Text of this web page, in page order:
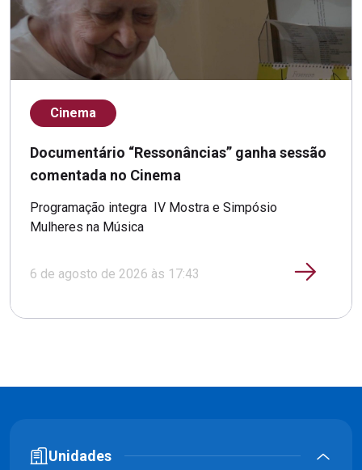
Cinema
Documentário “Ressonâncias” ganha sessão
comentada no Cinema
Programação integra IV Mostra e Simpósio
Mulheres na Música
6 de agosto de 2026 às 17:43
Unidades